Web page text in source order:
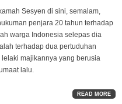
Sesyen di sini, semalam,
penjara 20 tahun terhadap
warga Indonesia selepas dia
terhadap dua pertuduhan
majikannya yang berusia
lalu.
READ MORE